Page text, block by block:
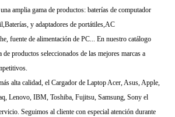
amplia gama de productos: baterías de computador
y adaptadores de portátiles,AC
fuente de alimentación de PC... En nuestro catálogo
de productos seleccionados de las mejores marcas a
alta calidad, el Cargador de Laptop Acer, Asus, Apple,
Lenovo, IBM, Toshiba, Fujitsu, Samsung, Sony el
Seguimos al cliente con especial atención durante